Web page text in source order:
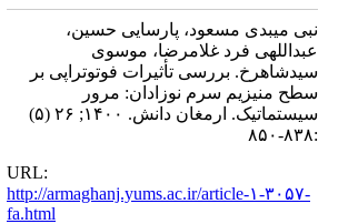
نبی میبدی مسعود، پارسایی حسین،
عبداللهی فرد غلامرضا، موسوی
سیدشاهرخ. بررسی تأثیرات فوتوتراپی بر
سطح منیزیم سرم نوزادان: مرور
سیستماتیک. ارمغان دانش. ۱۴۰۰; ۲۶ (۵)
:۸۳۸-۸۵۰
URL:
http://armaghanj.yums.ac.ir/article-۱-۳۰۵۷-
fa.html